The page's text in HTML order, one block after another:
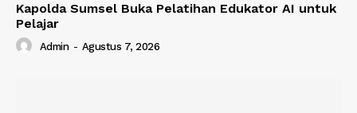
Kapolda Sumsel Buka Pelatihan Edukator AI untuk
Pelajar
Admin - Agustus 7, 2026